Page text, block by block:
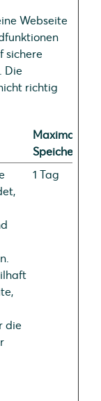
Webseite
sichere
Die
richtig
Maximale
die
1 Tag